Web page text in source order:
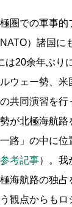
圏での軍事
）諸国に
は20余年ぶり
ウェー勢、
共同演習を行
が北極海航路
路」の中に
参考記事）。我
海航路の独
観点からも